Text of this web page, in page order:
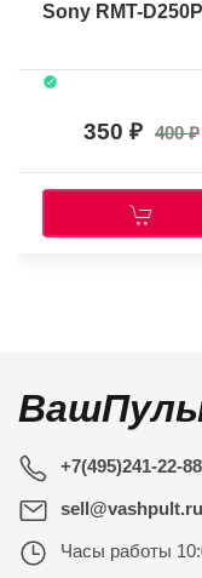
Sony RMT-D250P
350 400
+7(495)241-22-88
sell@vashpult.ru
Часы работы